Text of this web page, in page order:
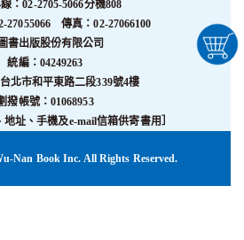
：02-2705-5066分機808
27055066 傳真：02-27066100
書出版股份有限公司
統編：04249263
北市和平東路二段339號4樓
撥帳號：01068953
地址、手機及e-mail信箱供寄書用］
Nan Book Inc. All Rights Reserved.